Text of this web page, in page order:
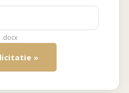
.docx
»